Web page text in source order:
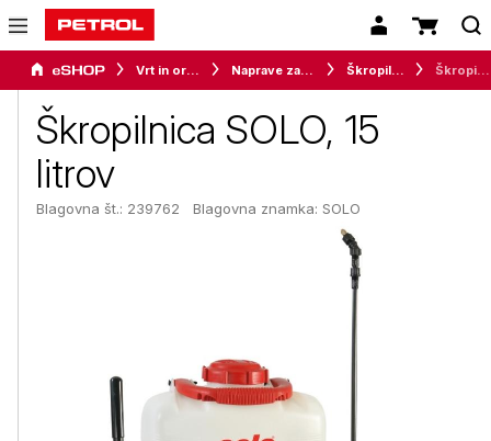
Vrt in orodje Naprave za vrt in okolico Škropilnice
Škropilnica SOLO, 15
litrov
Blagovna št.: 239762 Blagovna znamka: SOLO